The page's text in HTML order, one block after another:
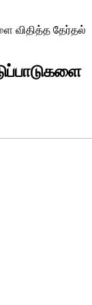
விதித்த தேர்தல்